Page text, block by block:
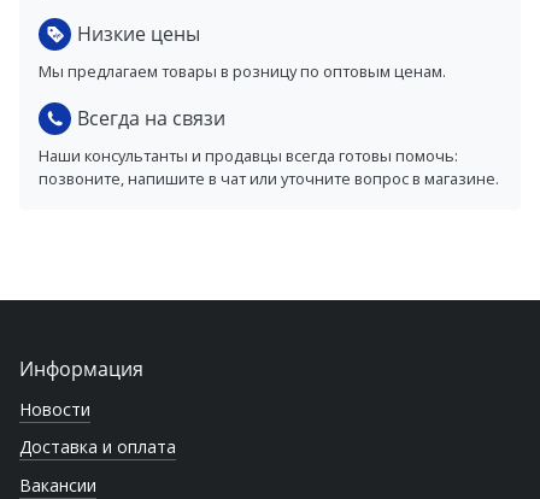
Низкие цены
Мы предлагаем товары в розницу по оптовым ценам.
Всегда на связи
Наши консультанты и продавцы всегда готовы помочь:
позвоните, напишите в чат или уточните вопрос в магазине.
Информация
Новости
Доставка и оплата
Вакансии